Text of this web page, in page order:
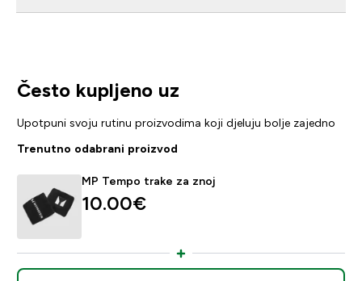
Često kupljeno uz
Upotpuni svoju rutinu proizvodima koji djeluju bolje zajedno
Trenutno odabrani proizvod
MP Tempo trake za znoj
10.00€‎